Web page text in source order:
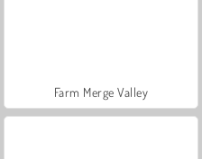
Farm Merge Valley